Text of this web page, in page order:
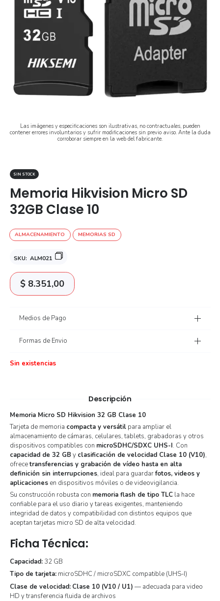
Las imágenes y especificaciones son ilustrativas, no contractuales, pueden
contener errores involuntarios y sufrir modificaciones sin previo aviso. Ante la duda
corroborar siempre en la web del fabricante.
SIN STOCK
Memoria Hikvision Micro SD
32GB Clase 10
ALMACENAMIENTO MEMORIAS SD
SKU: ALM021
$8.351,00
Medios de Pago
Formas de Envio
Sin existencias
Descripción
Memoria Micro SD Hikvision 32 GB Clase 10
Tarjeta de memoria compacta y versátilpara ampliar el
almacenamiento de cámaras, celulares, tablets, grabadoras y otros
dispositivos compatibles con microSDHC/SDXC UHS-I. Con
capacidad de 32 GB y clasificación de velocidad Clase 10 (V10),
ofrecetransferencias y grabación de vídeo hasta en alta
definición sin interrupciones, ideal para guardarfotos, videos y
aplicacionesen dispositivos móviles o de videovigilancia.
Su construcción robusta con memoria flash de tipo TLCla hace
confiable para el uso diario y tareas exigentes, manteniendo
integridad de datos y compatibilidad con distintos equipos que
aceptan tarjetas micro SD de alta velocidad.
Ficha Técnica:
Capacidad:32 GB
Tipo de tarjeta:microSDHC / microSDXC compatible (UHS-I)
Clase de velocidad: Clase 10 (V10 / U1) — adecuada para video
HD y transferencia fluida de archivos